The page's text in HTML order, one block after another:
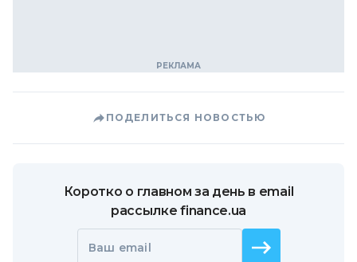
ПОДЕЛИТЬСЯ НОВОСТЬЮ
Коротко о главном за день в email
рассылке finance.ua
Ваш email